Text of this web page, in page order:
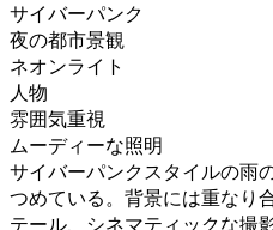
サイバーパンク
夜の都市景観
ネオンライト
人物
雰囲気重視
ムーディーな照明
サイバーパンクスタイルの雨
つめている。背景には重なり
テール、シネマティックな